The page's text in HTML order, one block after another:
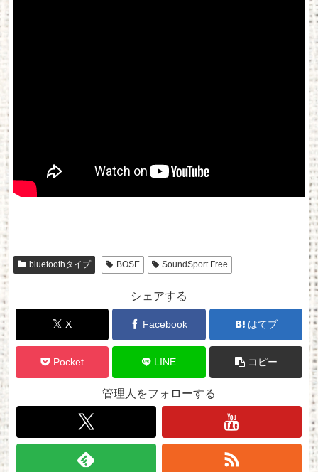
bluetoothタイプ BOSE SoundSport Free
シェアする
X Facebook はてブ
Pocket LINE コピー
管理人をフォローする